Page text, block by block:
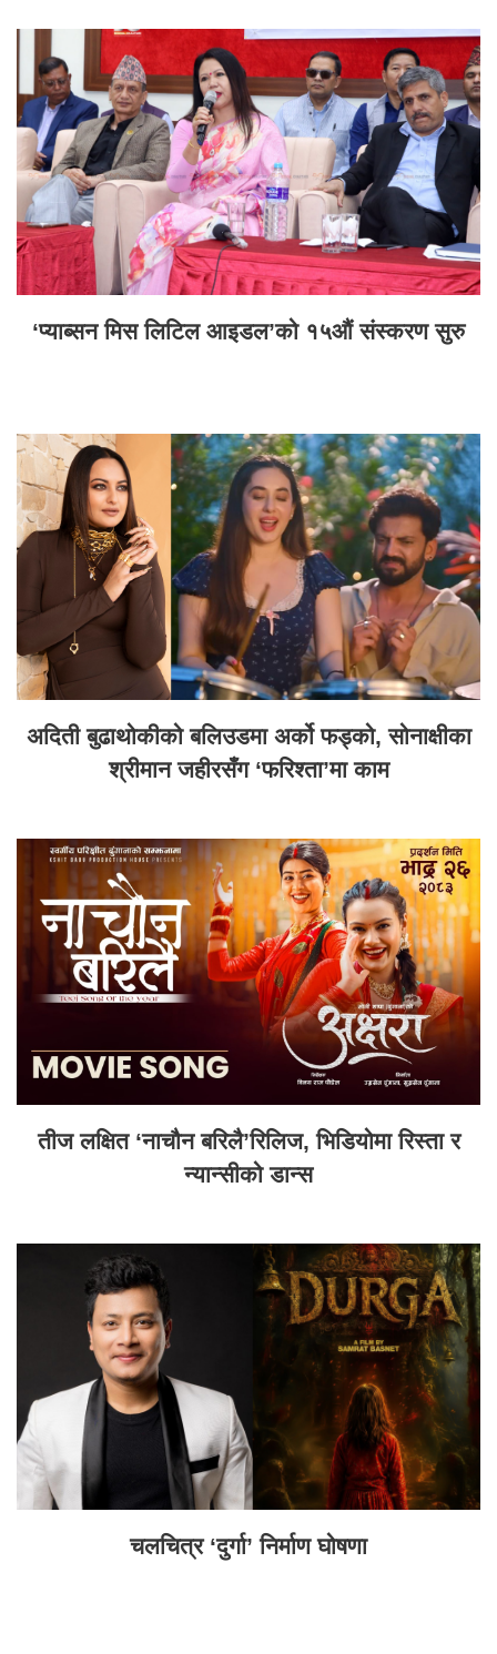
‘प्याब्सन मिस लिटिल आइडल’को १५औं संस्करण सुरु
अदिती बुढाथोकीको बलिउडमा अर्को फड्को, सोनाक्षीका
श्रीमान जहीरसँग ‘फरिश्ता’मा काम
तीज लक्षित ‘नाचौन बरिलै’रिलिज, भिडियोमा रिस्ता र
न्यान्सीको डान्स
चलचित्र ‘दुर्गा’ निर्माण घोषणा